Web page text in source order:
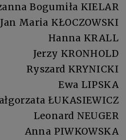
Bogumiła KIELAR
Jan Maria KŁOCZOWSKI
Hanna KRALL
Jerzy KRONHOLD
Ryszard KRYNICKI
Ewa LIPSKA
ŁUKASIEWICZ
Leonard NEUGER
Anna PIWKOWSKA